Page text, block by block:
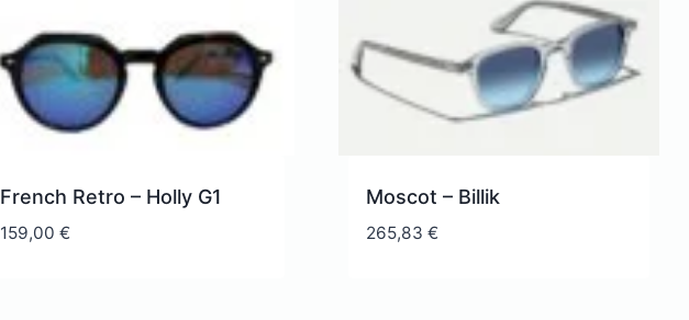
French Retro – Holly G1
159,00 €
Moscot – Billik
265,83 €